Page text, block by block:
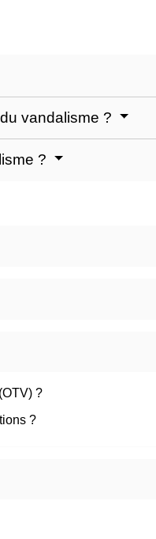
vandalisme ?
?
?
?